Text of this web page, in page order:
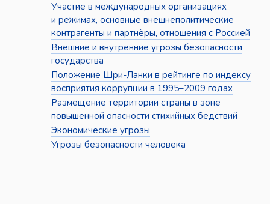
Участие в международных организациях
и режимах, основные внешнеполитические
контрагенты и партнёры, отношения с Россией
Внешние и внутренние угрозы безопасности
государства
Положение Шри-Ланки в рейтинге по индексу
восприятия коррупции в 1995–2009 годах
Размещение территории страны в зоне
повышенной опасности стихийных бедствий
Экономические угрозы
Угрозы безопасности человека